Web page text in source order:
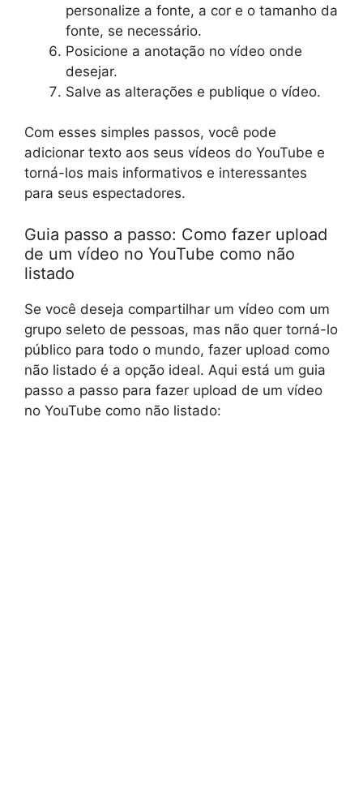
personalize a fonte, a cor e o tamanho da
fonte, se necessário.
Posicione a anotação no vídeo onde
desejar.
Salve as alterações e publique o vídeo.
Com esses simples passos, você pode
adicionar texto aos seus vídeos do YouTube e
torná-los mais informativos e interessantes
para seus espectadores.
Guia passo a passo: Como fazer upload
de um vídeo no YouTube como não
listado
Se você deseja compartilhar um vídeo com um
grupo seleto de pessoas, mas não quer torná-lo
público para todo o mundo, fazer upload como
não listado é a opção ideal. Aqui está um guia
passo a passo para fazer upload de um vídeo
no YouTube como não listado: